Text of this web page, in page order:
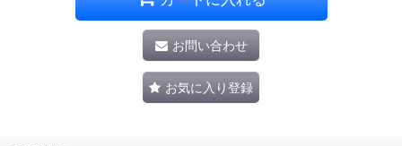
お問い合わせ
お気に入り登録